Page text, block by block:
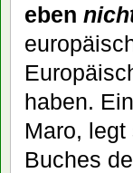
eben
haben.
Maro,
Buches